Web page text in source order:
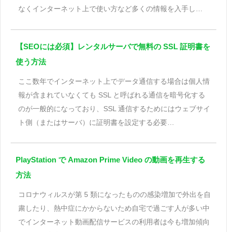
なくインターネット上で使い方など多くの情報を入手し…
【SEOには必須】レンタルサーバで無料の SSL 証明書を
使う方法
ここ数年でインターネット上でデータ通信する場合は個人情
報が含まれていなくても SSL と呼ばれる通信を暗号化する
のが一般的になっており、SSL 通信するためにはウェブサイ
ト側（またはサーバ）に証明書を設定する必要…
PlayStation で Amazon Prime Video の動画を再生する
方法
コロナウィルスが第 5 類になったものの感染増加で外出を自
粛したり、熱中症にかからないため自宅で過ごす人が多い中
でインターネット動画配信サービスの利用者は今も増加傾向